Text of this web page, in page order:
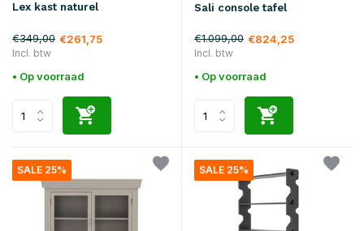
Lex kast naturel
€349,00 €261,75
Incl. btw
• Op voorraad
Sali console tafel
€1.099,00 €824,25
Incl. btw
• Op voorraad
SALE 25% SALE 25%